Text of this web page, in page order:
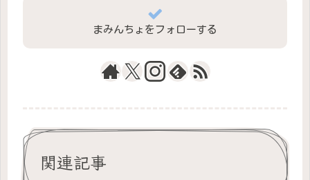
まみんちょをフォローする
関連記事